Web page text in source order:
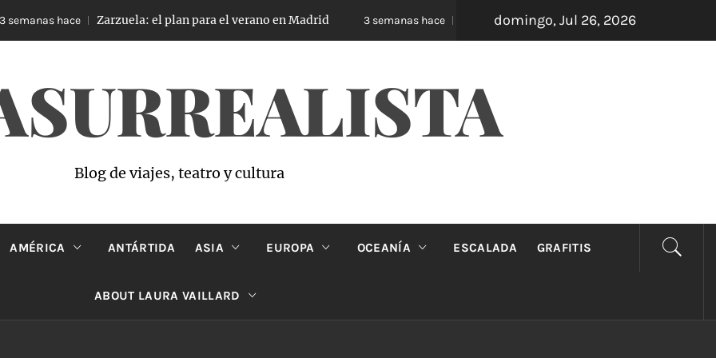
hace Zarzuela: el plan para el verano en Madrid 3 semanas hace Oveja Negra: el unipersonal que se ríe de los
domingo, Jul 26, 2026
Blog de viajes, teatro y cultura
AMÉRICA ANTÁRTIDA ASIA EUROPA OCEANÍA ESCALADA GRAFITIS
ABOUT LAURA VAILLARD